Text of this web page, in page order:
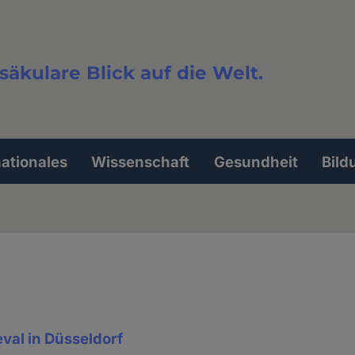
Blick auf die Welt.
Wissenschaft Gesundheit
in Düsseldorf